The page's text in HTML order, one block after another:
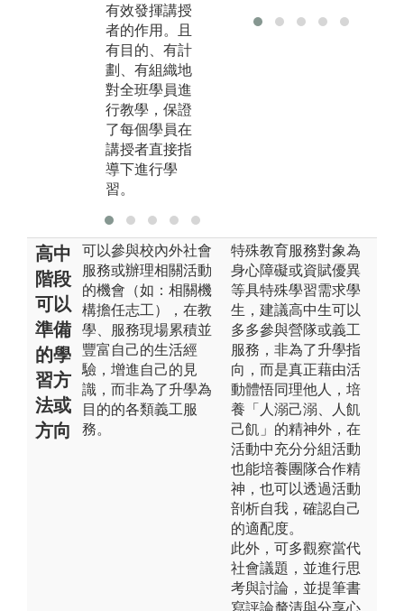
有效發揮講授
者的作用。且
有目的、有計
劃、有組織地
對全班學員進
行教學，保證
了每個學員在
講授者直接指
導下進行學
習。
其目的在分享
高中
階段
可以
準備
的學
習方
法或
方向
可以參與校內外社會
服務或辦理相關活動
的機會（如：相關機
構擔任志工），在教
學、服務現場累積並
豐富自己的生活經
驗，增進自己的見
識，而非為了升學為
目的的各類義工服
務。
特殊教育服務對象為
身心障礙或資賦優異
等具特殊學習需求學
生，建議高中生可以
多多參與營隊或義工
服務，非為了升學指
向，而是真正藉由活
動體悟同理他人，培
養「人溺己溺、人飢
己飢」的精神外，在
活動中充分分組活動
也能培養團隊合作精
神，也可以透過活動
剖析自我，確認自己
的適配度。
此外，可多觀察當代
社會議題，並進行思
考與討論，並提筆書
寫評論釐清與分享心